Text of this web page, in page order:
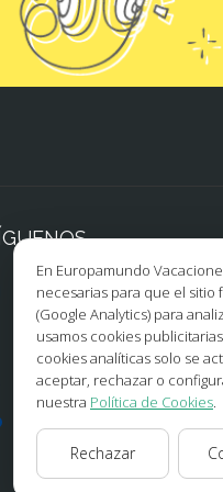
Facebook
X/Twitter
Blog
Opiniones
En Europamundo
necesarias para que el
(Google Analytics) para
usamos cookies
cookies analíticas solo se
aceptar, rechazar o
nuestra Política de Cookies.
Rechazar